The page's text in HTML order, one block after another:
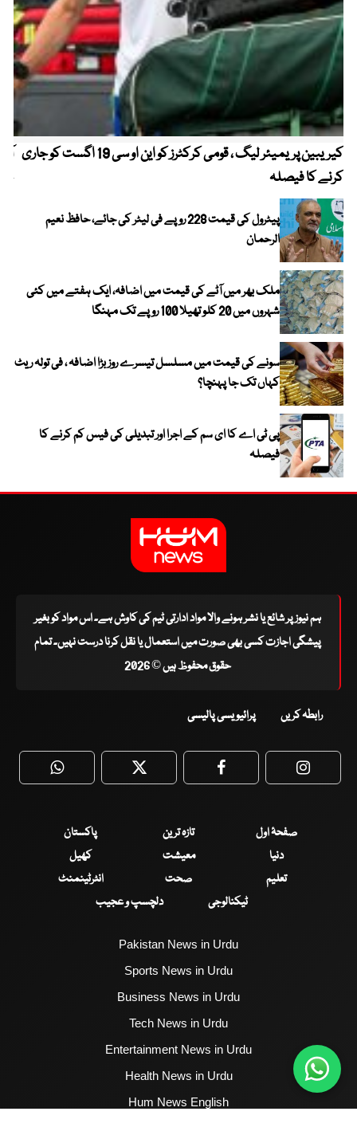
کیریبین پریمیئر لیگ ، قومی کرکٹرز کو این او سی 19 اگست کو جاری
کرنے کا فیصلہ
پیٹرول کی قیمت 228 روپے فی لیٹر کی جائے، حافظ نعیم
الرحمان
ملک بھر میں آٹے کی قیمت میں اضافہ، ایک ہفتے میں کئی
شہروں میں 20 کلو تھیلا 100 روپے تک مہنگا
سونے کی قیمت میں مسلسل تیسرے روز بڑا اضافہ ، فی تولہ ریٹ
کہاں تک جا پہنچا؟
پی ٹی اے کا ای سم کے اجرا اور تبدیلی کی فیس کم کرنے کا
فیصلہ
ہم نیوز پر شائع یا نشر ہونے والا مواد ادارتی ٹیم کی کاوش ہے۔ اس مواد کو بغیر
پیشگی اجازت کسی بھی صورت میں استعمال یا نقل کرنا درست نہیں۔ تمام
حقوق محفوظ ہیں © 2026
رابطہ کریں پرائیویسی پالیسی
WhatsApp Twitter Facebook
صفحۂ اول تازہ ترین
پاکستان
دنیا
معیشت
کھیل
تعلیم
صحت
انٹرٹینمنٹ
ٹیکنالوجی
دلچسپ و عجیب
Pakistan News in Urdu
Sports News in Urdu
Business News in Urdu
Tech News in Urdu
Entertainment News in Urdu
Health News in Urdu
Hum News English